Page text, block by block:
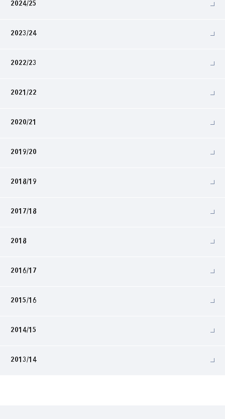
2024/25
2023/24
2022/23
2021/22
2020/21
2019/20
2018/19
2017/18
2018
2016/17
2015/16
2014/15
2013/14